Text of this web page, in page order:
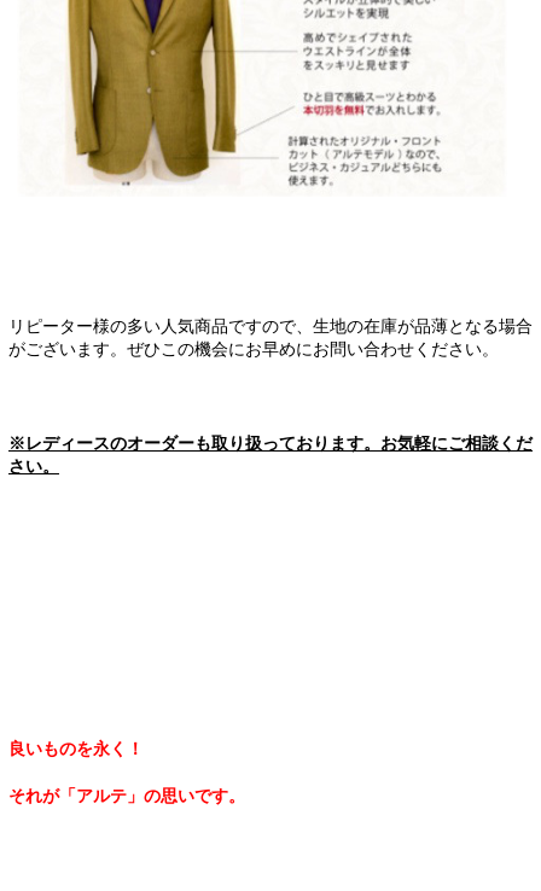
リピーター様の多い人気商品ですので、 生地の在庫が品薄となる場合
がございます。 ぜひこの機会にお早めにお問い合わせください。
※レディースのオーダーも取り扱っております。お気軽にご相談くだ
さい。
良いものを永く！
それが「アルテ」の思いです。